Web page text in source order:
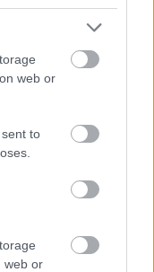
web or
to
web or